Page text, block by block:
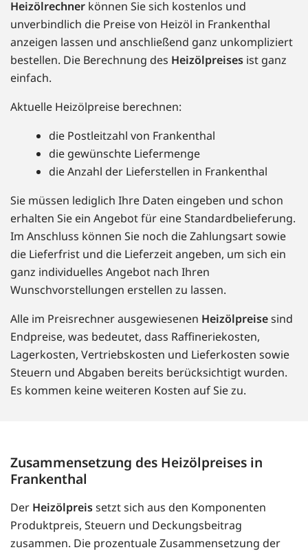
Heizölrechner können Sie sich kostenlos und
unverbindlich die Preise von Heizöl in Frankenthal
anzeigen lassen und anschließend ganz unkompliziert
bestellen. Die Berechnung des Heizölpreises ist ganz
einfach.
Aktuelle Heizölpreise berechnen:
die Postleitzahl von Frankenthal
die gewünschte Liefermenge
die Anzahl der Lieferstellen in Frankenthal
Sie müssen lediglich Ihre Daten eingeben und schon
erhalten Sie ein Angebot für eine Standardbelieferung.
Im Anschluss können Sie noch die Zahlungsart sowie
die Lieferfrist und die Lieferzeit angeben, um sich ein
ganz individuelles Angebot nach Ihren
Wunschvorstellungen erstellen zu lassen.
Alle im Preisrechner ausgewiesenen Heizölpreisesind
Endpreise, was bedeutet, dass Raffineriekosten,
Lagerkosten, Vertriebskosten und Lieferkosten sowie
Steuern und Abgaben bereits berücksichtigt wurden.
Es kommen keine weiteren Kosten auf Sie zu.
Zusammensetzung des Heizölpreises in
Frankenthal
Der Heizölpreissetzt sich aus den Komponenten
Produktpreis, Steuern und Deckungsbeitrag
zusammen. Die prozentuale Zusammensetzung der